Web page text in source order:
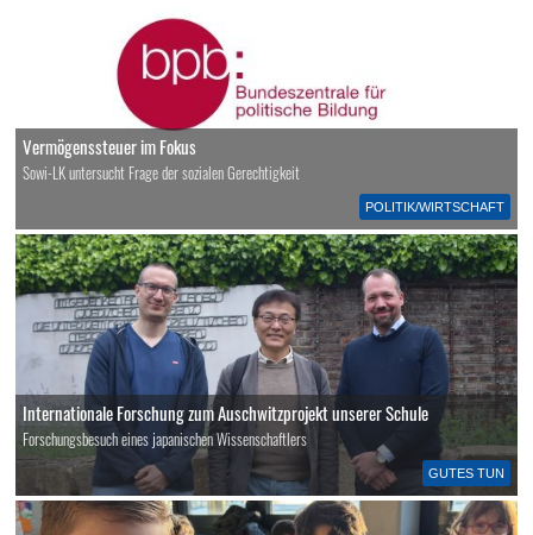
POLITIK/WIRTSCHAFT
Vermögenssteuer im Fokus
Sowi-LK untersucht Frage der sozialen Gerechtigkeit
GUTES TUN
Internationale Forschung zum Auschwitzprojekt unserer Schule
Forschungsbesuch eines japanischen Wissenschaftlers